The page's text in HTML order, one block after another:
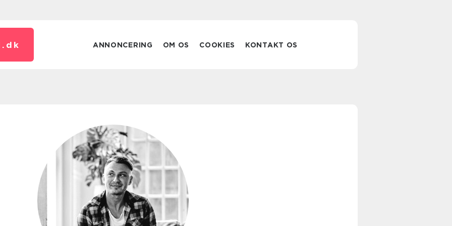
dk ANNONCERING OM OS COOKIES KONTAKT OS